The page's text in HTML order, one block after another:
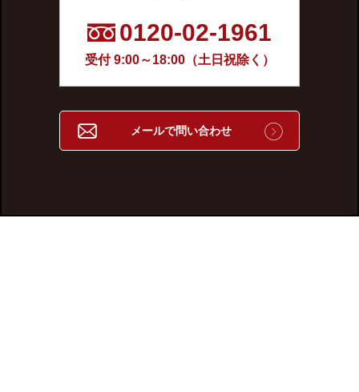
0120-02-1961
受付 9:00～18:00（土日祝除く）
メールで問い合わせ